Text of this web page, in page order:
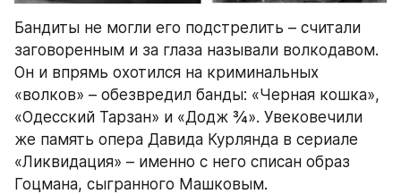
Бандиты не могли его подстрелить – считали
заговоренным и за глаза называли волкодавом.
Он и впрямь охотился на криминальных
«волков» – обезвредил банды: «Черная кошка»,
«Одесский Тарзан» и «Додж ¾». Увековечили
же память опера Давида Курлянда в сериале
«Ликвидация» – именно с него списан образ
Гоцмана, сыгранного Машковым.